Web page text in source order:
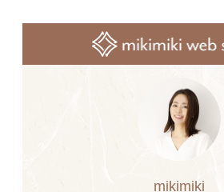
mikimiki